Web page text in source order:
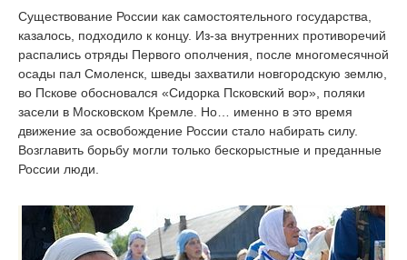
Существование России как самостоятельного государства,
казалось, подходило к концу. Из-за внутренних противоречий
распались отряды Первого ополчения, после многомесячной
осады пал Смоленск, шведы захватили новгородскую землю,
во Пскове обосновался «Сидорка Псковский вор», поляки
засели в Московском Кремле. Но… именно в это время
движение за освобождение России стало набирать силу.
Возглавить борьбу могли только бескорыстные и преданные
России люди.